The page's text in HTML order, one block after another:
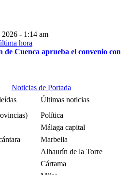
- 1:14 am
de Cuenca aprueba el convenio con
Noticias de Portada
Últimas noticias
Política
Málaga capital
Marbella
Alhaurín de la Torre
Cártama